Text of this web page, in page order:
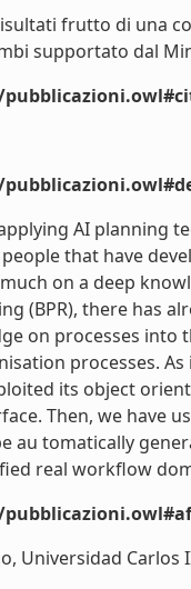
frutto di una
supportato dal
AI planning
that have
on a deep
(BPR), there has
on processes into
processes.
its object
Then, we have
au tomatically
real workflow
Universidad